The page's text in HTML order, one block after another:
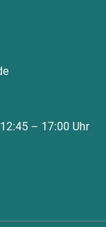
– 17:00 Uhr